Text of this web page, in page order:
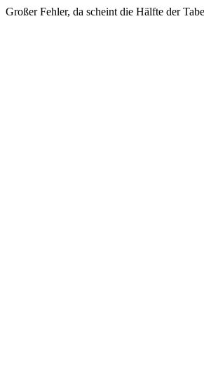
Großer Fehler, da scheint die Hälfte der